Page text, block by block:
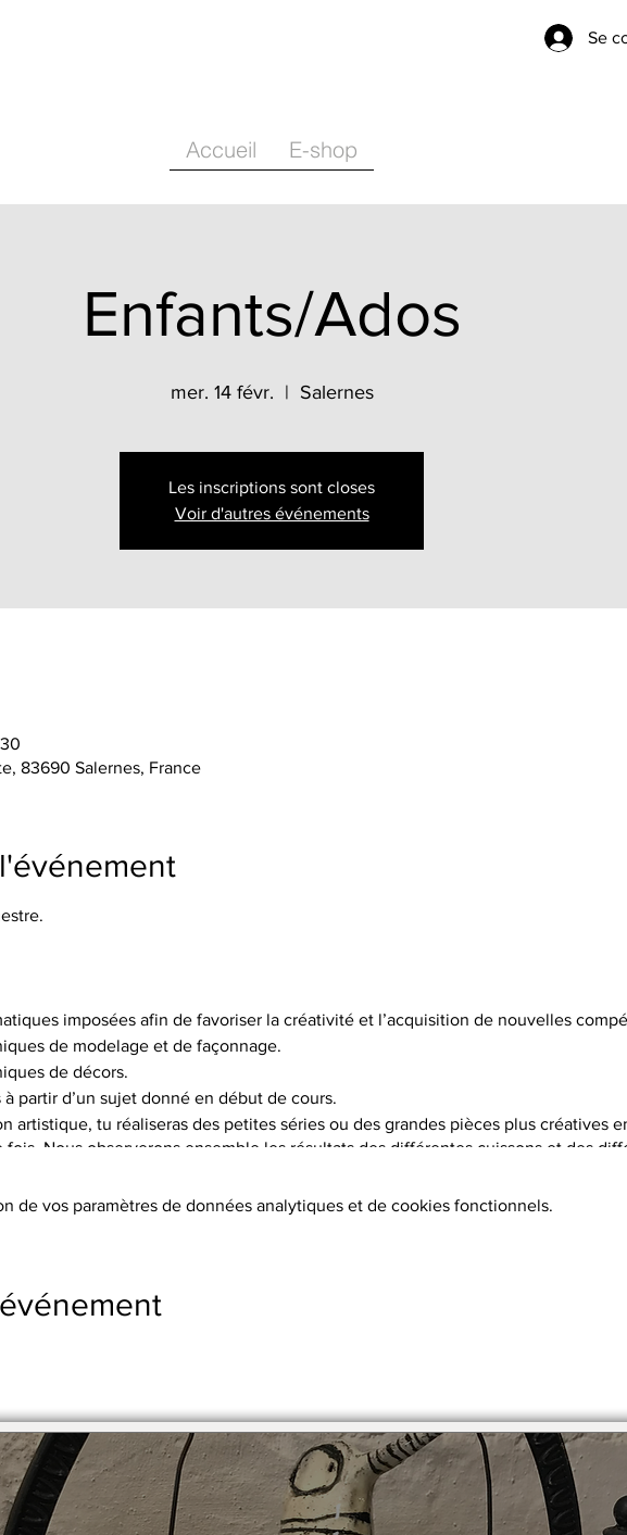
Se
Accueil E-shop
Enfants/Ados
mer. 14 févr.
  |
Salernes
Les inscriptions sont closes
Voir d'autres événements
83690 Salernes, France
imposées afin de favoriser la créativité et l’acquisition de nouvelles
de modelage et de façonnage.
de décors.
partir d’un sujet donné en début de cours.
artistique, tu réaliseras des petites séries ou des grandes pièces plus créatives
Nous observerons ensemble les résultats des différentes cuissons et des
le choix de 5 terres différentes, et pas moins de 15 engobes.
supplémentaires
de vos paramètres de données analytiques et de cookies fonctionnels.